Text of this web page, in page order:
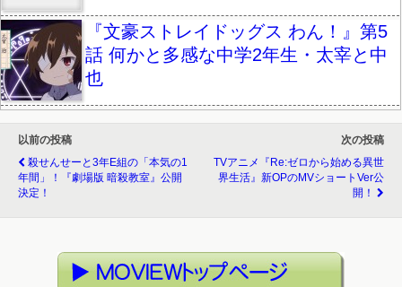
『文豪ストレイドッグス わん！』第5
話 何かと多感な中学2年生・太宰と中
也
以前の投稿
殺せんせーと3年E組の「本気の1
年間」！『劇場版 暗殺教室』公開
決定！
次の投稿
TVアニメ『Re:ゼロから始める異世
界生活』新OPのMVショートver公
開！